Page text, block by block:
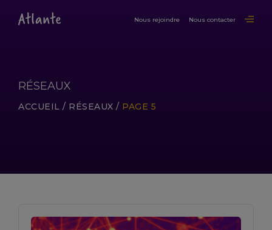
Nous rejoindre Nous contacter
RÉSEAUX
ACCUEIL / RÉSEAUX / PAGE 5